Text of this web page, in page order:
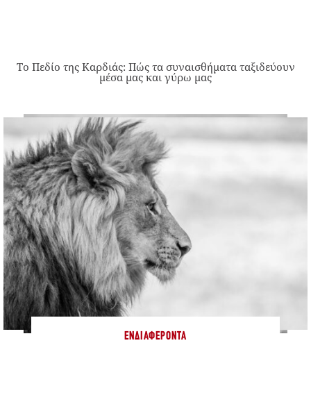
Το Πεδίο της Καρδιάς: Πώς τα συναισθήματα ταξιδεύουν
μέσα μας και γύρω μας
ΕΝΔΙΑΦΈΡΟΝΤΑ